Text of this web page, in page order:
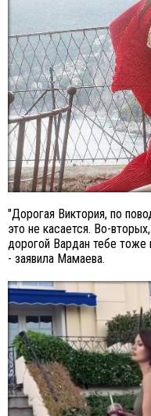
"Дорогая Виктория, по
это не касается. Во-
дорогой Вардан тебе тоже
- заявила Мамаева.